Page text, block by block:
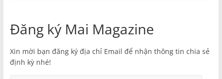
Đăng ký Mai Magazine
Xin mời bạn đăng ký địa chỉ Email để nhận thông tin chia sẻ
định kỳ nhé!